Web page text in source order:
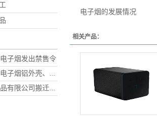
子烟发出禁售令
兴昇专业生产：电子烟铝外壳、电子烟外壳、HUB铝外壳、移动电源外壳、无线充铝外壳等铝制品外壳
深圳市兴昇铝制品有限公司搬迁联络函
电子烟的发展情况
相关产品：